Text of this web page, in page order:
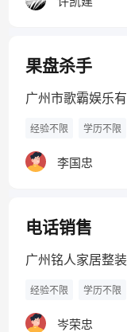
果盘杀手
广州市歌霸娱乐
经验不限 学历不限
李国忠
电话销售
广州铭人家居整
经验不限 学历不限
岑荣忠